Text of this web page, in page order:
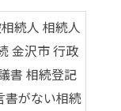
続人 相続人
金沢市 行政
書 相続登記
書がない相続